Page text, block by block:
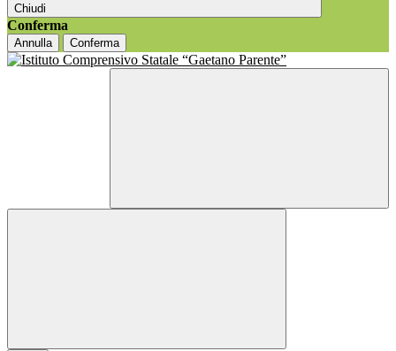
Chiudi
Conferma
Annulla Conferma